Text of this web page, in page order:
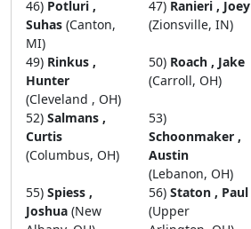
46) Potluri ,
Suhas (Canton,
MI)
47) Ranieri , Joey
(Zionsville, IN)
49) Rinkus ,
Hunter
(Cleveland , OH)
50) Roach , Jake
(Carroll, OH)
52) Salmans ,
Curtis
(Columbus, OH)
53)
Schoonmaker ,
Austin
(Lebanon, OH)
55) Spiess ,
Joshua (New
56) Staton , Paul
(Upper